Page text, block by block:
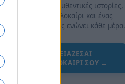
Οι άνθρωποι, οι αυθεντικές ιστορίες,
το ελληνικό καλοκαίρι και ένας
πολιτισμός που μας ενώνει κάθε μέρα.
ΟΣΑ ΧΡΕΙΑΖΕΣΑΙ
ΓΙΑ ΤΟ ΚΑΛΟΚΑΙΡΙ ΣΟΥ →